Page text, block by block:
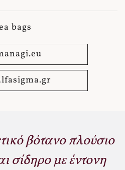
bags
βότανο πλούσιο
σίδηρο με έντονη